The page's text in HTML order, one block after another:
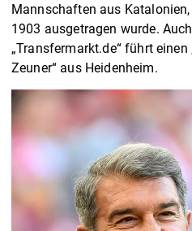
Mannschaften aus
1903 ausgetragen wurde.
„Transfermarkt.de“ führt
Zeuner“ aus Heidenheim.